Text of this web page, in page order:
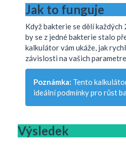
Jak to funguje
Když bakterie se dělí každých
by se z jedné bakterie stalo
kalkulátor vám ukáže, jak
závislosti na vašich
Poznámka: Tento
ideální podmínky pro růst
Výsledek